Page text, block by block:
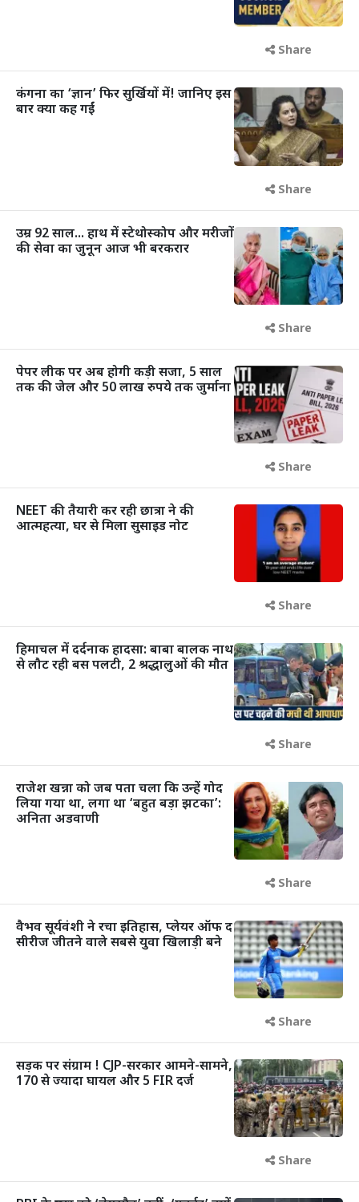
Share
कंगना का ‘ज्ञान’ फिर सुर्खियों में! जानिए इस
बार क्या कह गईं
Share
उम्र 92 साल... हाथ में स्टेथोस्कोप और मरीजों
की सेवा का जुनून आज भी बरकरार
Share
पेपर लीक पर अब होगी कड़ी सजा, 5 साल
तक की जेल और 50 लाख रुपये तक जुर्माना
Share
NEET की तैयारी कर रही छात्रा ने की
आत्महत्या, घर से मिला सुसाइड नोट
Share
हिमाचल में दर्दनाक हादसा: बाबा बालक नाथ
से लौट रही बस पलटी, 2 श्रद्धालुओं की मौत
Share
राजेश खन्ना को जब पता चला कि उन्हें गोद
लिया गया था, लगा था ‘बहुत बड़ा झटका’:
अनिता अडवाणी
Share
वैभव सूर्यवंशी ने रचा इतिहास, प्लेयर ऑफ द
सीरीज जीतने वाले सबसे युवा खिलाड़ी बने
Share
सड़क पर संग्राम ! CJP-सरकार आमने-सामने,
170 से ज्यादा घायल और 5 FIR दर्ज
Share